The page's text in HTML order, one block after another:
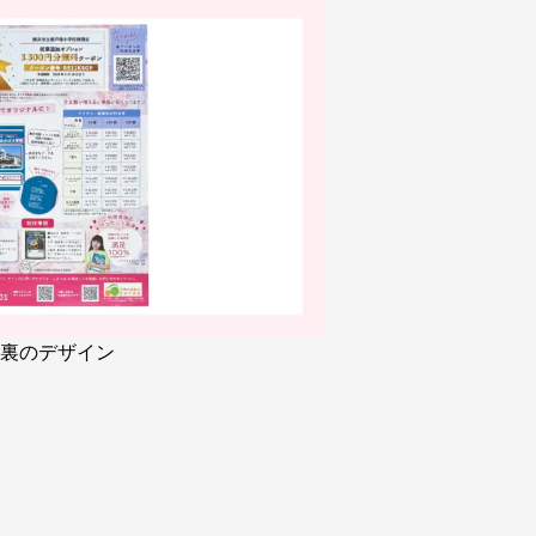
のデザイン